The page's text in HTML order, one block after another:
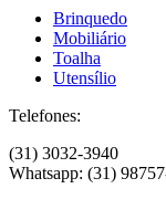
Brinquedo
Mobiliário
Toalha
Utensílio
Telefones:
(31) 3032-3940
Whatsapp: (31)